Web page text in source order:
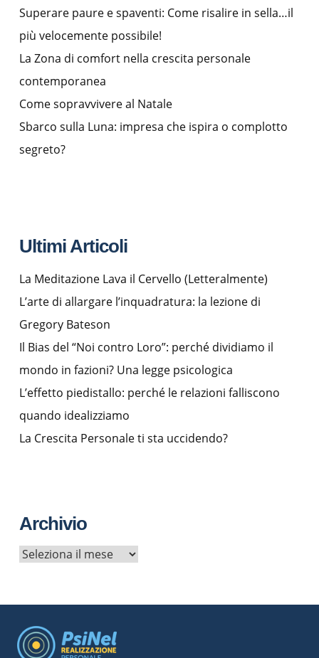
Superare paure e spaventi: Come risalire in sella…il
più velocemente possibile!
La Zona di comfort nella crescita personale
contemporanea
Come sopravvivere al Natale
Sbarco sulla Luna: impresa che ispira o complotto
segreto?
Ultimi Articoli
La Meditazione Lava il Cervello (Letteralmente)
L’arte di allargare l’inquadratura: la lezione di
Gregory Bateson
Il Bias del “Noi contro Loro”: perché dividiamo il
mondo in fazioni? Una legge psicologica
L’effetto piedistallo: perché le relazioni falliscono
quando idealizziamo
La Crescita Personale ti sta uccidendo?
Archivio
A
i
v